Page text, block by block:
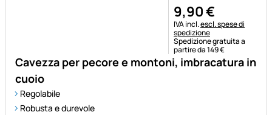
Cavezza per pecore e montoni, imbracatura in
cuoio
Regolabile
Robusta e durevole
9,90€
Informazioni fiscali:
IVA incl.escl. spese di
spedizione
Spedizione gratuita a
partire da 149 €